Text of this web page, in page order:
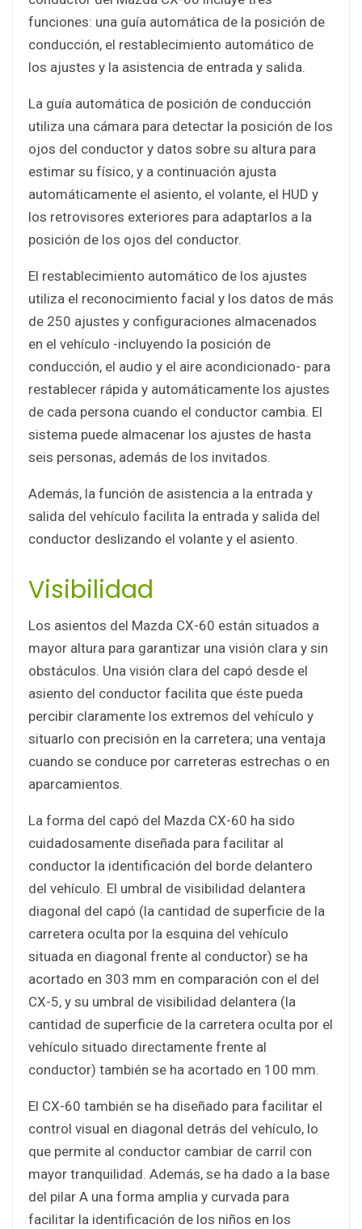
funciones: una guía automática de la posición de
conducción, el restablecimiento automático de
los ajustes y la asistencia de entrada y salida.
La guía automática de posición de conducción
utiliza una cámara para detectar la posición de los
ojos del conductor y datos sobre su altura para
estimar su físico, y a continuación ajusta
automáticamente el asiento, el volante, el HUD y
los retrovisores exteriores para adaptarlos a la
posición de los ojos del conductor.
El restablecimiento automático de los ajustes
utiliza el reconocimiento facial y los datos de más
de 250 ajustes y configuraciones almacenados
en el vehículo -incluyendo la posición de
conducción, el audio y el aire acondicionado- para
restablecer rápida y automáticamente los ajustes
de cada persona cuando el conductor cambia. El
sistema puede almacenar los ajustes de hasta
seis personas, además de los invitados.
Además, la función de asistencia a la entrada y
salida del vehículo facilita la entrada y salida del
conductor deslizando el volante y el asiento.
Visibilidad
Los asientos del Mazda CX-60 están situados a
mayor altura para garantizar una visión clara y sin
obstáculos. Una visión clara del capó desde el
asiento del conductor facilita que éste pueda
percibir claramente los extremos del vehículo y
situarlo con precisión en la carretera; una ventaja
cuando se conduce por carreteras estrechas o en
aparcamientos.
La forma del capó del Mazda CX-60 ha sido
cuidadosamente diseñada para facilitar al
conductor la identificación del borde delantero
del vehículo. El umbral de visibilidad delantera
diagonal del capó (la cantidad de superficie de la
carretera oculta por la esquina del vehículo
situada en diagonal frente al conductor) se ha
acortado en 303 mm en comparación con el del
CX-5, y su umbral de visibilidad delantera (la
cantidad de superficie de la carretera oculta por el
vehículo situado directamente frente al
conductor) también se ha acortado en 100 mm.
El CX-60 también se ha diseñado para facilitar el
control visual en diagonal detrás del vehículo, lo
que permite al conductor cambiar de carril con
mayor tranquilidad. Además, se ha dado a la base
del pilar A una forma amplia y curvada para
facilitar la identificación de los niños en los